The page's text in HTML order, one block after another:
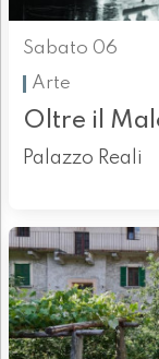
Sabato 06
Arte
Oltre il
Palazzo Reali